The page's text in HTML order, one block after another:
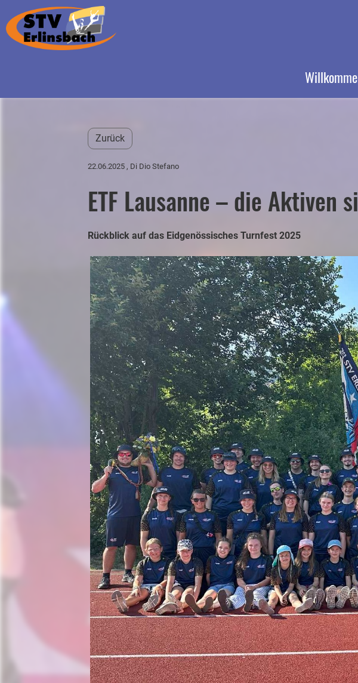
Zurück
22.06.2025 , Di Dio Stefano
ETF Lausanne – die Aktiven
Rückblick auf das Eidgenössisches Turnfest 2025